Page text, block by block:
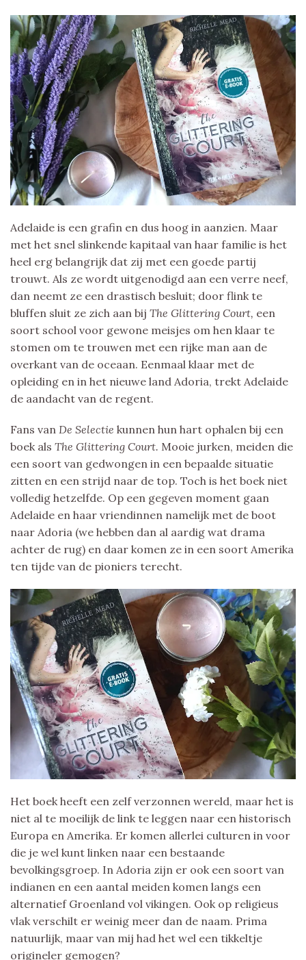
Adelaide is een grafin en dus hoog in aanzien. Maar
met het snel slinkende kapitaal van haar familie is het
heel erg belangrijk dat zij met een goede partij
trouwt. Als ze wordt uitgenodigd aan een verre neef,
dan neemt ze een drastisch besluit; door flink te
bluffen sluit ze zich aan bij The Glittering Court, een
soort school voor gewone meisjes om hen klaar te
stomen om te trouwen met een rijke man aan de
overkant van de oceaan. Eenmaal klaar met de
opleiding en in het nieuwe land Adoria, trekt Adelaide
de aandacht van de regent.
Fans van De Selectie kunnen hun hart ophalen bij een
boek als The Glittering Court. Mooie jurken, meiden die
een soort van gedwongen in een bepaalde situatie
zitten en een strijd naar de top. Toch is het boek niet
volledig hetzelfde. Op een gegeven moment gaan
Adelaide en haar vriendinnen namelijk met de boot
naar Adoria (we hebben dan al aardig wat drama
achter de rug) en daar komen ze in een soort Amerika
ten tijde van de pioniers terecht.
Het boek heeft een zelf verzonnen wereld, maar het is
niet al te moeilijk de link te leggen naar een historisch
Europa en Amerika. Er komen allerlei culturen in voor
die je wel kunt linken naar een bestaande
bevolkingsgroep. In Adoria zijn er ook een soort van
indianen en een aantal meiden komen langs een
alternatief Groenland vol vikingen. Ook op religieus
vlak verschilt er weinig meer dan de naam. Prima
natuurlijk, maar van mij had het wel een tikkeltje
origineler gemogen?